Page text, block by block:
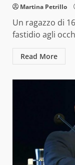
Martina Petrillo
Un ragazzo di
fastidio agli
Read More